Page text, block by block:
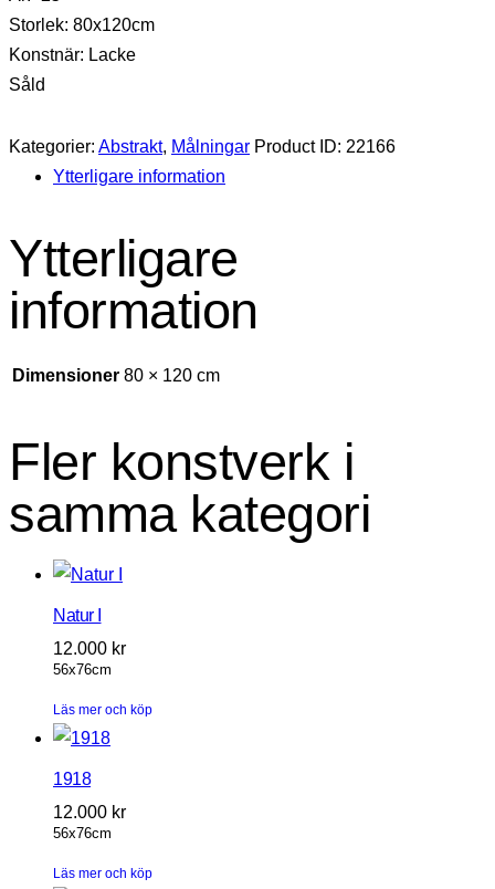
Storlek: 80x120cm
Konstnär: Lacke
Såld
Kategorier: Abstrakt, Målningar Product ID: 22166
Ytterligare information
Ytterligare
information
Dimensioner 80 × 120 cm
Fler konstverk i
samma kategori
Natur I
12.000 kr
56x76cm
Läs mer och köp
1918
12.000 kr
56x76cm
Läs mer och köp